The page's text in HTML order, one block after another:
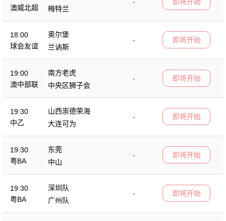
澳威北超
梅特兰
18:00
球会友谊
奥尔堡
-
兰讷斯
即将开始
19:00
澳中部联
南方老虎
-
中央区狮子会
即将开始
19:30
中乙
山西崇德荣海
-
大连可为
即将开始
19:30
粤BA
东莞
-
中山
即将开始
19:30
粤BA
深圳队
-
广州队
即将开始